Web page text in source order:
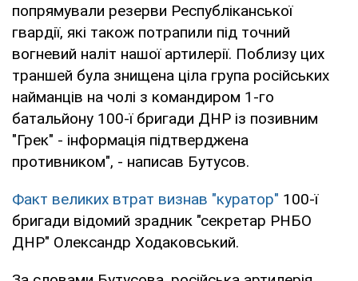
попрямували резерви Республіканської
гвардії, які також потрапили під точний
вогневий наліт нашої артилерії. Поблизу цих
траншей була знищена ціла група російських
найманців на чолі з командиром 1-го
батальйону 100-ї бригади ДНР із позивним
"Грек" - інформація підтверджена
противником", - написав Бутусов.
Факт великих втрат визнав "куратор" 100-ї
бригади відомий зрадник "секретар РНБО
ДНР" Олександр Ходаковський.